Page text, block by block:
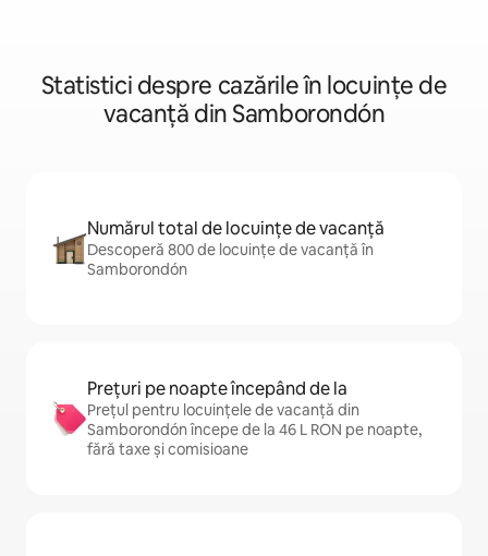
Statistici despre cazările în locuințe de
vacanță din Samborondón
Numărul total de locuințe de vacanță
Descoperă 800 de locuințe de vacanță în
Samborondón
Prețuri pe noapte începând de la
Prețul pentru locuințele de vacanță din
Samborondón începe de la 46 L RON pe noapte,
fără taxe și comisioane